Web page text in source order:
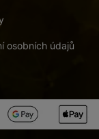
osobních údajů